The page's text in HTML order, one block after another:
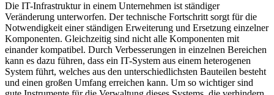
Die IT-Infrastruktur in einem Unternehmen ist ständiger
Veränderung unterworfen. Der technische Fortschritt sorgt für die
Notwendigkeit einer ständigen Erweiterung und Ersetzung einzelner
Komponenten. Gleichzeitig sind nicht alle Komponenten mit
einander kompatibel. Durch Verbesserungen in einzelnen Bereichen
kann es dazu führen, dass ein IT-System aus einem heterogenen
System führt, welches aus den unterschiedlichsten Bauteilen besteht
und einen großen Umfang erreichen kann. Um so wichtiger sind